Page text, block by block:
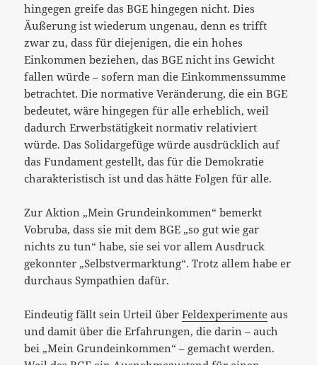
hingegen greife das BGE hingegen nicht. Dies
Äußerung ist wiederum ungenau, denn es trifft
zwar zu, dass für diejenigen, die ein hohes
Einkommen beziehen, das BGE nicht ins Gewicht
fallen würde – sofern man die Einkommenssumme
betrachtet. Die normative Veränderung, die ein BGE
bedeutet, wäre hingegen für alle erheblich, weil
dadurch Erwerbstätigkeit normativ relativiert
würde. Das Solidargefüge würde ausdrücklich auf
das Fundament gestellt, das für die Demokratie
charakteristisch ist und das hätte Folgen für alle.
Zur Aktion „Mein Grundeinkommen“ bemerkt
Vobruba, dass sie mit dem BGE „so gut wie gar
nichts zu tun“ habe, sie sei vor allem Ausdruck
gekonnter „Selbstvermarktung“. Trotz allem habe er
durchaus Sympathien dafür.
Eindeutig fällt sein Urteil überFeldexperimente aus
und damit über die Erfahrungen, die darin – auch
bei „Mein Grundeinkommen“ – gemacht werden.